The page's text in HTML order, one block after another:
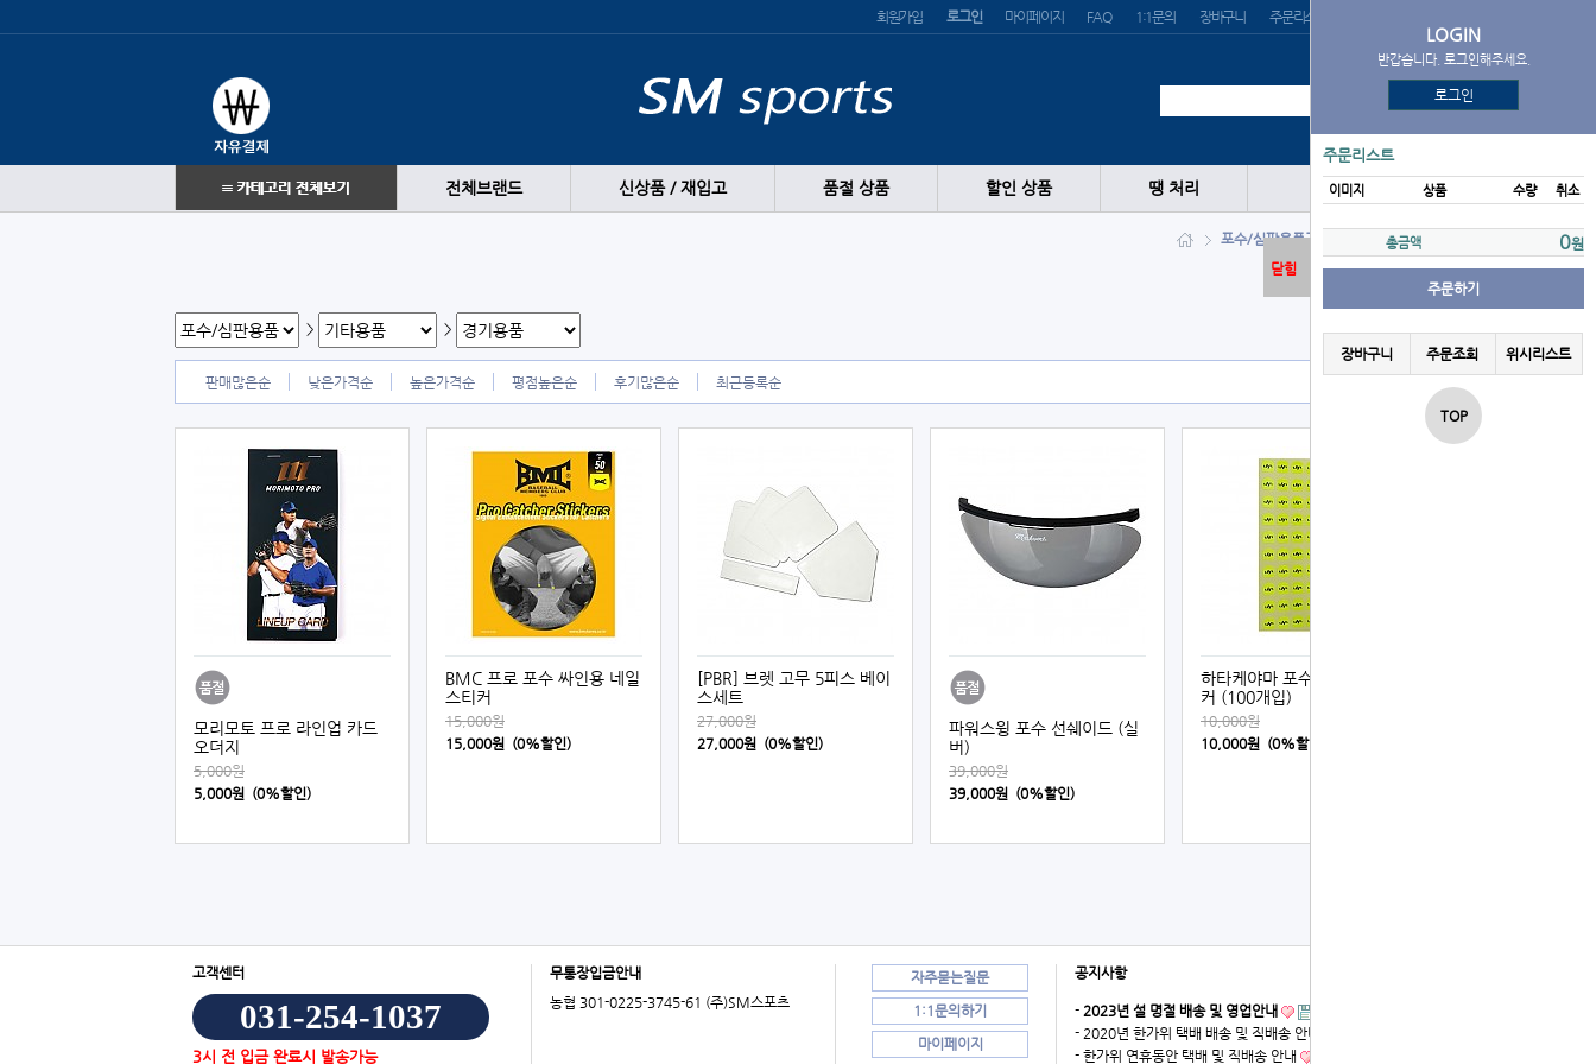
회원가입 로그인 마이페이지 FAQ 1:1문의 장바구니 주문리스트
전체브랜드 신상품 / 재입고 품절 상품 할인 상품 땡 처리
포수/심판용품기타용품 경기용품
LOGIN
반갑습니다. 로그인해주세요.
로그인
주문리스트
이미지 상품 수량 취소
총금액 0원
주문하기
장바구니 주문조회 위시리스트
TOP
닫힘
> >
판매많은순 낮은가격순 높은가격순 평점높은순 후기많은순 최근등록순
모리모토 프로 라인업 카드
오더지
5,000원
5,000원 (0%할인)
BMC 프로 포수 싸인용 네일
스티커
15,000원
15,000원 (0%할인)
[PBR] 브렛 고무 5피스 베이
스세트
27,000원
27,000원 (0%할인)
파워스윙 포수 선쉐이드 (실
버)
39,000원
39,000원 (0%할인)
하타케야마 포수 싸인 스티
커 (100개입)
10,000원
10,000원 (0%할인)
고객센터
031-254-1037
3시 전 입금 완료시 발송가능
무통장입금안내
농협 301-0225-3745-61 (주)SM스포츠
자주묻는질문
1:1문의하기
마이페이지
공지사항
- 2023년 설 명절 배송 및 영업안내
- 2020년 한가위 택배 배송 및 직배송 안내
- 한가위 연휴동안 택배 및 직배송 안내